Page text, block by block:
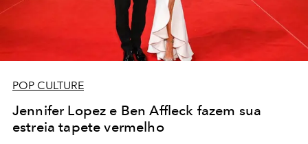
POP CULTURE
Jennifer Lopez e Ben Affleck fazem sua
estreia tapete vermelho